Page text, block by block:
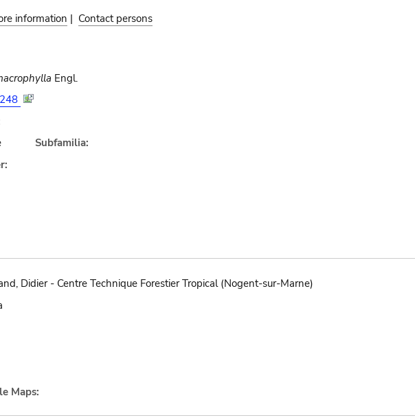
information | Contact persons
Engl.
Subfamilia:
Didier - Centre Technique Forestier Tropical (Nogent-sur-Marne)
Maps: